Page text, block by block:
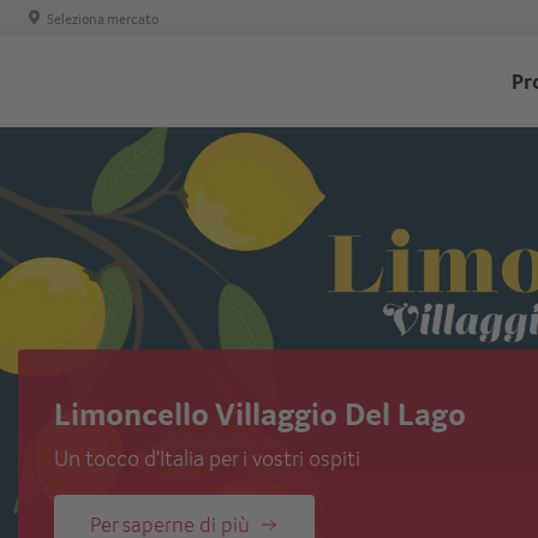
Seleziona mercato
Limoncello Villaggio Del Lago
Un tocco d'Italia per i vostri ospiti
Per saperne di più